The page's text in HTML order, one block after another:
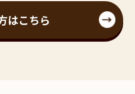
はこちら